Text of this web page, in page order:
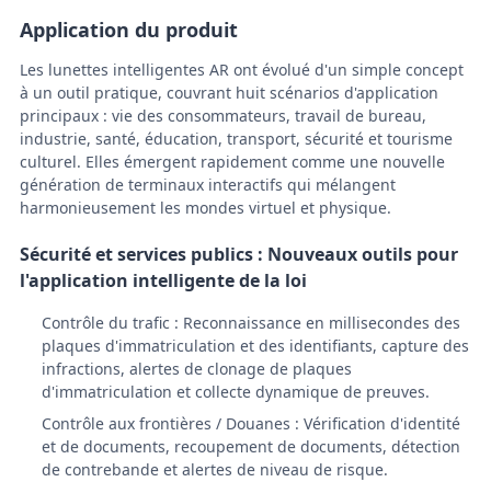
Application du produit
Les lunettes intelligentes AR ont évolué d'un simple concept
à un outil pratique, couvrant huit scénarios d'application
principaux : vie des consommateurs, travail de bureau,
industrie, santé, éducation, transport, sécurité et tourisme
culturel. Elles émergent rapidement comme une nouvelle
génération de terminaux interactifs qui mélangent
harmonieusement les mondes virtuel et physique.
Sécurité et services publics : Nouveaux outils pour
l'application intelligente de la loi
Contrôle du trafic : Reconnaissance en millisecondes des
plaques d'immatriculation et des identifiants, capture des
infractions, alertes de clonage de plaques
d'immatriculation et collecte dynamique de preuves.
Contrôle aux frontières / Douanes : Vérification d'identité
et de documents, recoupement de documents, détection
de contrebande et alertes de niveau de risque.